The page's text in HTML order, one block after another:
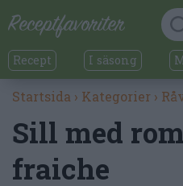
Recept I säsong
Startsida › Kategorier ›
Sill med
fraiche